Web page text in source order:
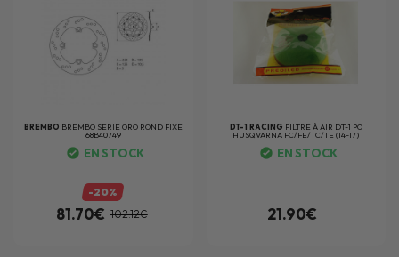
BREMBO BREMBO SERIE ORO ROND FIXE
68B40749
EN STOCK
-20%
81.70€ 102.12€
DT-1 RACING FILTRE À AIR DT-1 PO
HUSQVARNA FC/FE/TC/TE (14-17)
EN STOCK
21.90€